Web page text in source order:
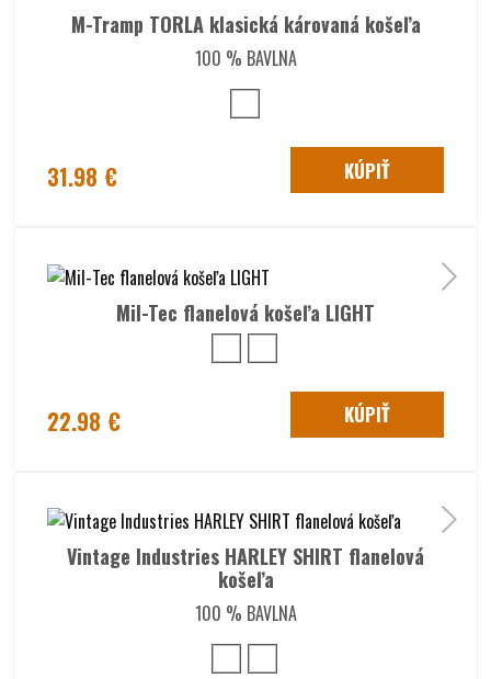
M-Tramp TORLA klasická károvaná košeľa
100 % BAVLNA
31.98 € KÚPIŤ
Mil-Tec flanelová košeľa LIGHT
22.98 € KÚPIŤ
Vintage Industries HARLEY SHIRT flanelová
košeľa
100 % BAVLNA